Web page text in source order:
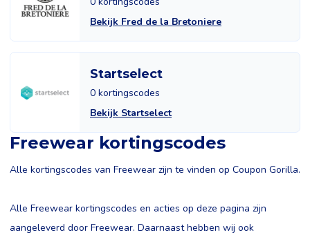
Bekijk Fred de la Bretoniere
Startselect
0 kortingscodes
Bekijk Startselect
Freewear kortingscodes
Alle kortingscodes van Freewear zijn te vinden op Coupon Gorilla.
Alle Freewear kortingscodes en acties op deze pagina zijn
aangeleverd door Freewear. Daarnaast hebben wij ook